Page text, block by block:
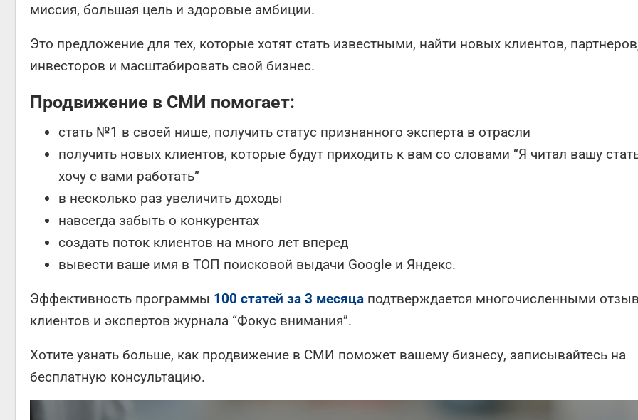
миссия, большая цель и здоровые амбиции.
Это предложение для тех, которые хотят стать известными, найти новых клиентов,
инвесторов и масштабировать свой бизнес.
Продвижение в СМИ помогает:
стать №1 в своей нише, получить статус признанного эксперта в отрасли
получить новых клиентов, которые будут приходить к вам со словами “Я читал вашу
хочу с вами работать”
в несколько раз увеличить доходы
навсегда забыть о конкурентах
создать поток клиентов на много лет вперед
вывести ваше имя в ТОП поисковой выдачи Google и Яндекс.
Эффективность программы 100 статей за 3 месяца подтверждается многочисленными
клиентов и экспертов журнала “Фокус внимания”.
Хотите узнать больше, как продвижение в СМИ поможет вашему бизнесу, записывайтесь на
бесплатную консультацию.